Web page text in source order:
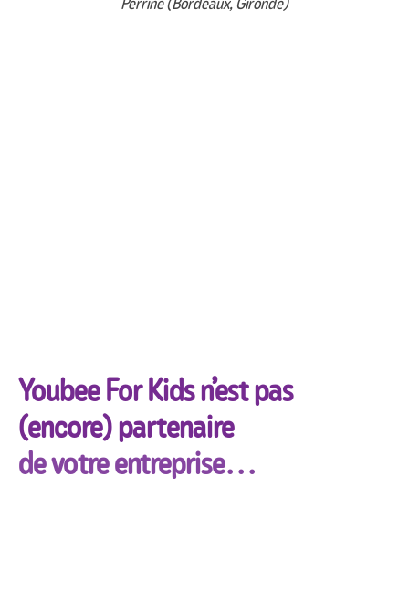
Youbee For Kids n’est pas
(encore) partenaire
de votre entreprise…